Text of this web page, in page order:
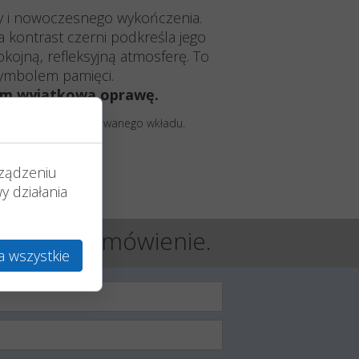
i nowoczesnego wykończenia.
kontrast czerni podkreśla jego
refleksyjną atmosferę. To
pamięci.
wyjątkową oprawę.
wielkości zastosowanego wkładu.
Ci zamówienie.
działania
wszystkie